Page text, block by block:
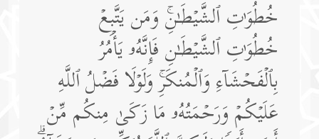
خُطُوَ ٰ⁠تِ ٱلشَّیۡطَـٰنِۚ وَمَن یَتَّبِعۡ
خُطُوَ ٰ⁠تِ ٱلشَّیۡطَـٰنِ فَإِنَّهُۥ یَأۡمُرُ
بِٱلۡفَحۡشَاۤءِ وَٱلۡمُنكَرِۚ وَلَوۡلَا فَضۡلُ ٱللَّهِ
عَلَیۡكُمۡ وَرَحۡمَتُهُۥ مَا زَكَىٰ مِنكُم مِّنۡ